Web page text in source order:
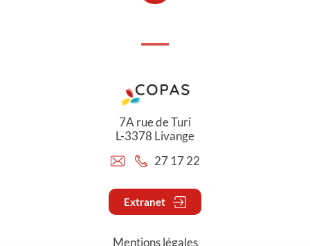
7A rue de Turi
L-3378 Livange
27 17 22
Extranet
Mentions légales